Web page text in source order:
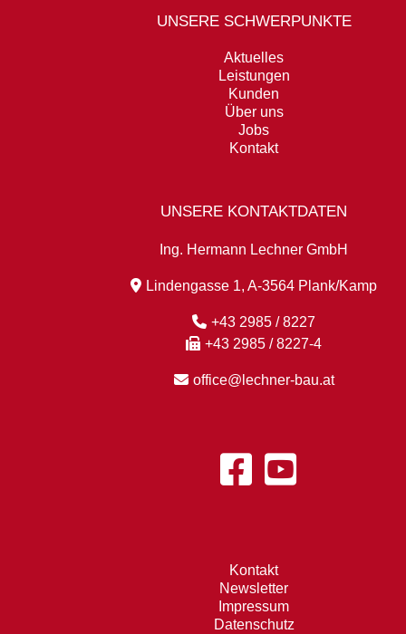
UNSERE SCHWERPUNKTE
Aktuelles
Leistungen
Kunden
Über uns
Jobs
Kontakt
UNSERE KONTAKTDATEN
Ing. Hermann Lechner GmbH
Lindengasse 1, A-3564 Plank/Kamp
+43 2985 / 8227
+43 2985 / 8227-4
office@lechner-bau.at
Kontakt
Newsletter
Impressum
Datenschutz